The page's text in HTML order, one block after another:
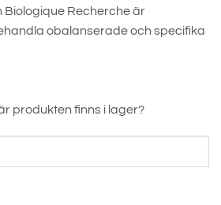
Recherche är
obalanserade och specifika
produkten finns i lager?